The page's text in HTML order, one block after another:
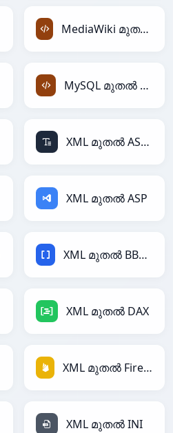
MediaWiki മുതൽ XML
MySQL മുതൽ XML
XML മുതൽ ASCII
XML മുതൽ ASP
XML മുതൽ BBCode
XML മുതൽ DAX
XML മുതൽ Firebase
XML മുതൽ INI